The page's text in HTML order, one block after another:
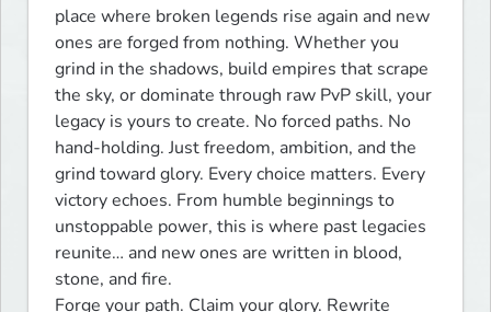
place where broken legends rise again and new
ones are forged from nothing. Whether you
grind in the shadows, build empires that scrape
the sky, or dominate through raw PvP skill, your
legacy is yours to create. No forced paths. No
hand-holding. Just freedom, ambition, and the
grind toward glory. Every choice matters. Every
victory echoes. From humble beginnings to
unstoppable power, this is where past legacies
reunite… and new ones are written in blood,
stone, and fire.
Forge your path. Claim your glory. Rewrite